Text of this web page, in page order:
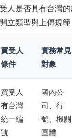
人是否具有台灣
立類型與上傳規範
買受人
條件
實務常見
對象
買受人
有台灣
統一編
號
國內公
司、行
號、機關
團體